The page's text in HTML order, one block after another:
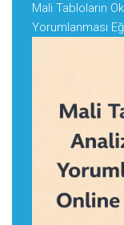
Mali Tabloların
Yorumlanması